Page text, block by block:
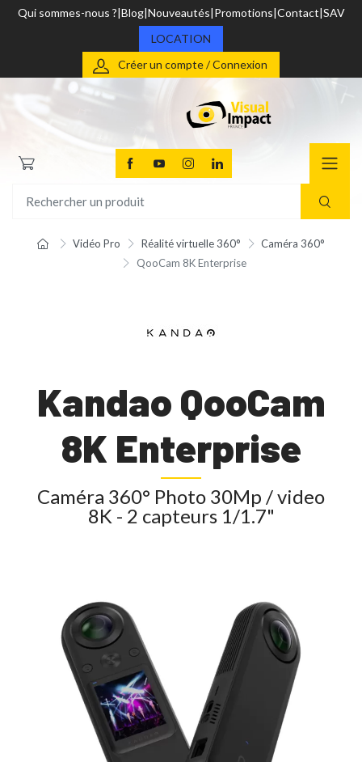
Qui sommes-nous ? Blog Nouveautés Promotions Contact SAV
LOCATION
Créer un compte / Connexion
Vidéo Pro Réalité virtuelle 360°
Caméra 360°
QooCam 8K Enterprise
Kandao QooCam
8K Enterprise
Caméra 360° Photo 30Mp / video
8K - 2 capteurs 1/1.7"